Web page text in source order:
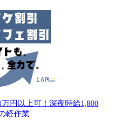
万円以上可！深夜時給1,800
軽作業